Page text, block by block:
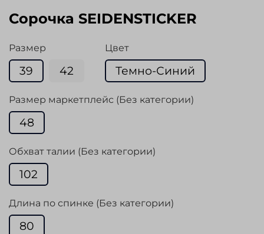
Сорочка SEIDENSTICKER
Размер
39 42
Цвет
Темно-Синий
Размер маркетплейс (Без категории)
48
Обхват талии (Без категории)
102
Длина по спинке (Без категории)
80